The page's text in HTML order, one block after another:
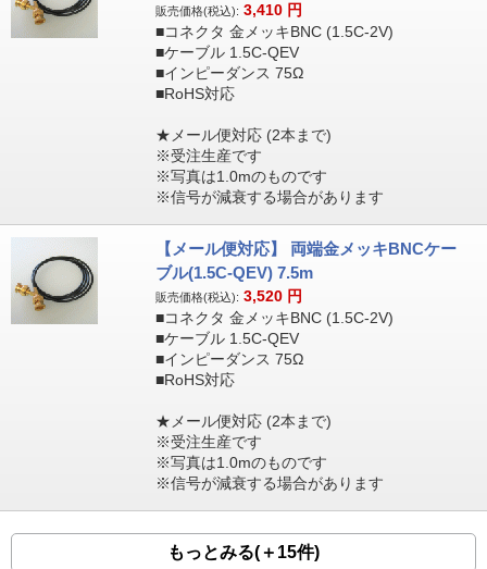
販売価格(税込): 3,410 円
■コネクタ 金メッキBNC (1.5C-2V)
■ケーブル 1.5C-QEV
■インピーダンス 75Ω
■RoHS対応
★メール便対応 (2本まで)
※受注生産です
※写真は1.0mのものです
※信号が減衰する場合があります
【メール便対応】 両端金メッキBNCケー
ブル(1.5C-QEV) 7.5m
販売価格(税込): 3,520 円
■コネクタ 金メッキBNC (1.5C-2V)
■ケーブル 1.5C-QEV
■インピーダンス 75Ω
■RoHS対応
★メール便対応 (2本まで)
※受注生産です
※写真は1.0mのものです
※信号が減衰する場合があります
もっとみる(＋15件)